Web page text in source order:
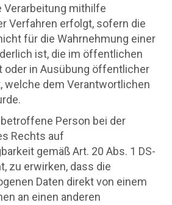
Verarbeitung mithilfe
Verfahren erfolgt, sofern die
für die Wahrnehmung einer
ist, die im öffentlichen
oder in Ausübung öffentlicher
welche dem Verantwortlichen
Person bei der
Rechts auf
gemäß Art. 20 Abs. 1 DS-
zu erwirken, dass die
Daten direkt von einem
an einen anderen